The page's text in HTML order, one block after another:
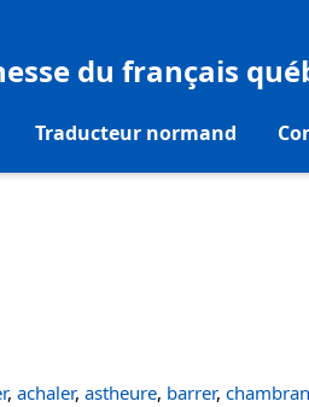
du français
Traducteur normand
, achaler, astheure, barrer,